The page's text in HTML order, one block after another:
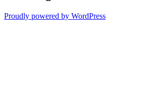
Proudly powered by WordPress